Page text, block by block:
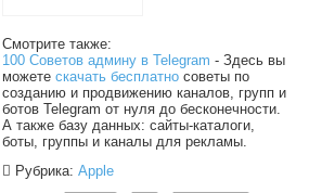
Смотрите также:
100 Советов админу в Telegram - Здесь вы
можетескачать бесплатно советы по
созданию и продвижению каналов, групп и
ботов Telegram от нуля до бесконечности.
А также базу данных: сайты-каталоги,
боты, группы и каналы для рекламы.
Рубрика:Apple